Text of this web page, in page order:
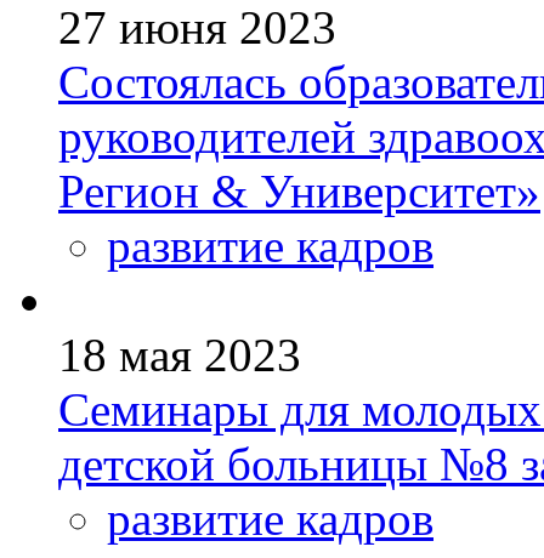
27 июня 2023
Состоялась
руководителей
Регион & Университет»
развитие кадров
18 мая 2023
Семинары для молодых
детской больницы №8
развитие кадров